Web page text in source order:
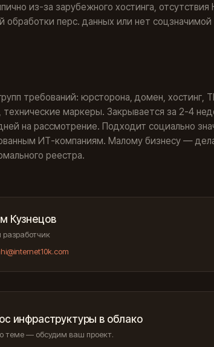
из-за зарубежного хостинга, отсутствия
обработки перс. данных или нет соцзначимой
требований: юрсторона, домен, хостинг,
технические маркеры. Закрывается за 2-4
на рассмотрение. Подходит социально
ИТ-компаниям. Малому бизнесу —
реестра.
Кузнецов
hi@internet10k.com
инфраструктуры в облако
теме — обсудим ваш проект.